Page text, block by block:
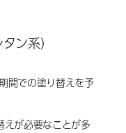
ン系）
間での塗り替えを予
が必要なことが多